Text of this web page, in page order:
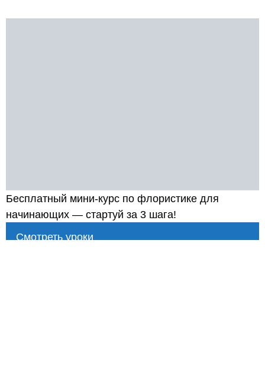
Бесплатный мини-курс по флористике для
начинающих — стартуй за 3 шага!
Смотреть уроки